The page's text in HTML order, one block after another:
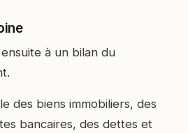
à un bilan du
des biens immobiliers, des
bancaires, des dettes et